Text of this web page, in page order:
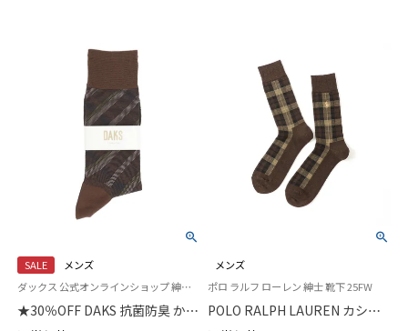
SALE
メンズ
ダックス 公式オンラインショップ 紳士 靴下
★30％OFF DAKS 抗菌防臭 かか
メンズ
ポロ ラルフ ローレン 紳士 靴下 25FW
POLO RALPH LAUREN カシミ